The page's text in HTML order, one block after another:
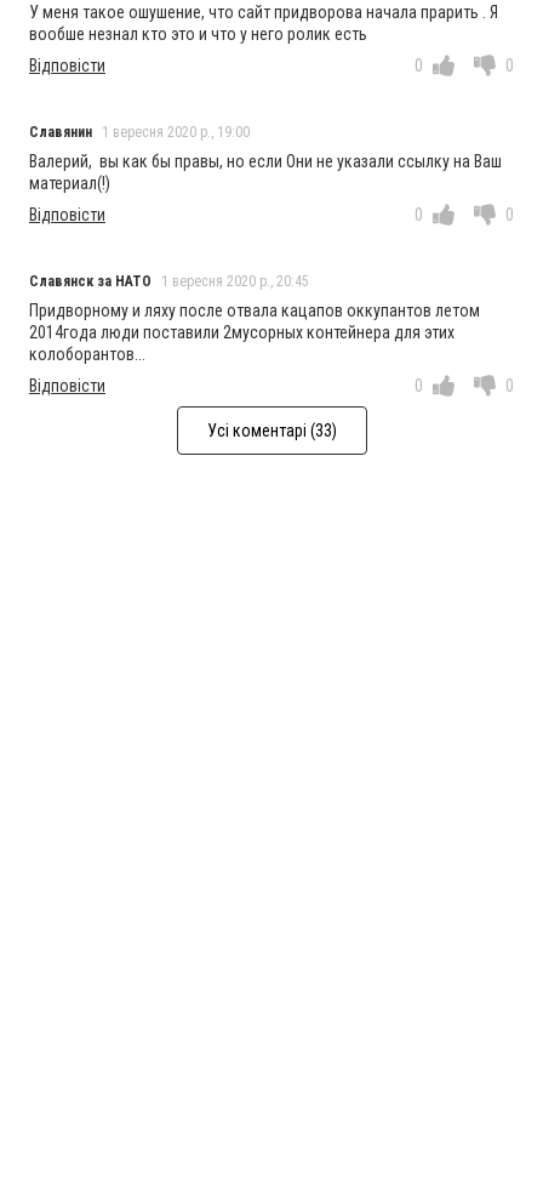
У меня такое ошушение, что сайт придворова начала прарить . Я
вообше незнал кто это и что у него ролик есть
Відповісти
0 0
Славянин 1 вересня 2020 р., 19:00
Валерий, вы как бы правы, но если Они не указали ссылку на Ваш
материал(!)
Відповісти
0 0
Славянск за НАТО 1 вересня 2020 р., 20:45
Придворному и ляху после отвала кацапов оккупантов летом
2014года люди поставили 2мусорных контейнера для этих
колоборантов...
Відповісти
0 0
Усі коментарі (33)